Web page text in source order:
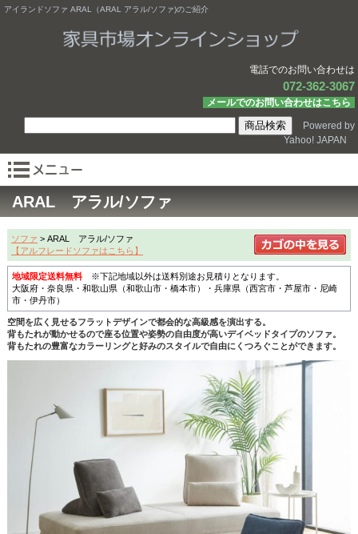
アイランドソファ ARAL（ARAL アラル/ソファ)のご紹介
電話でのお問い合わせは
072-362-3067
メールでのお問い合わせはこちら
Powered by
Yahoo! JAPAN
ARAL アラル/ソファ
ソファ > ARAL アラル/ソファ
【アルフレードソファはこちら】
地域限定送料無料※下記地域以外は送料別途お見積りとなります。
大阪府・奈良県・和歌山県（和歌山市・橋本市）・兵庫県（西宮市・芦屋市・尼崎
市・伊丹市）
空間を広く見せるフラットデザインで都会的な高級感を演出する。
背もたれが動かせるので座る位置や姿勢の自由度が高いデイベッドタイプのソファ。
背もたれの豊富なカラーリングと好みのスタイルで自由にくつろぐことができます。